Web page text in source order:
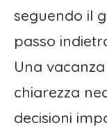
seguendo il
passo
Una
chiarezza
decisioni